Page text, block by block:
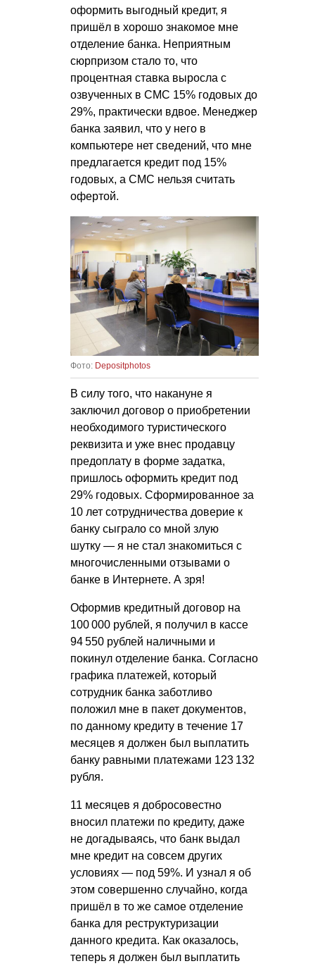
оформить выгодный кредит, я
пришёл в хорошо знакомое мне
отделение банка. Неприятным
сюрпризом стало то, что
процентная ставка выросла с
озвученных в СМС 15% годовых до
29%, практически вдвое. Менеджер
банка заявил, что у него в
компьютере нет сведений, что мне
предлагается кредит под 15%
годовых, а СМС нельзя считать
офертой.
Фото: Depositphotos
В силу того, что накануне я
заключил договор о приобретении
необходимого туристического
реквизита и уже внес продавцу
предоплату в форме задатка,
пришлось оформить кредит под
29% годовых. Сформированное за
10 лет сотрудничества доверие к
банку сыграло со мной злую
шутку — я не стал знакомиться с
многочисленными отзывами о
банке в Интернете. А зря!
Оформив кредитный договор на
100 000 рублей, я получил в кассе
94 550 рублей наличными и
покинул отделение банка. Согласно
графика платежей, который
сотрудник банка заботливо
положил мне в пакет документов,
по данному кредиту в течение 17
месяцев я должен был выплатить
банку равными платежами 123 132
рубля.
11 месяцев я добросовестно
вносил платежи по кредиту, даже
не догадываясь, что банк выдал
мне кредит на совсем других
условиях — под 59%. И узнал я об
этом совершенно случайно, когда
пришёл в то же самое отделение
банка для реструктуризации
данного кредита. Как оказалось,
теперь я должен был выплатить